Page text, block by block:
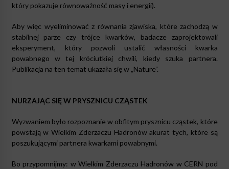
który pokazuje równoważność masy i energii).
Aby więc wyeliminować z równania zjawiska, które zachodzą w
stabilnej parze czy trójce kwarków, badacze zaprojektowali
eksperyment, który pozwoli ustalić własności kwarka
powabnego w tej króciutkiej chwili, kiedy szuka partnera.
Publikacja na ten temat ukazała się w „Nature”.
NURZAJĄC SIĘ W PRYSZNICU CZĄSTEK
Wyzwaniem było rozpoznanie w obfitym prysznicu cząstek, które
powstają w Wielkim Zderzaczu Hadronów akurat tych, które są
poszukującymi partnera kwarkami powabnymi.
Bo przypomnijmy: w Wielkim Zderzaczu Hadronów w CERN pod